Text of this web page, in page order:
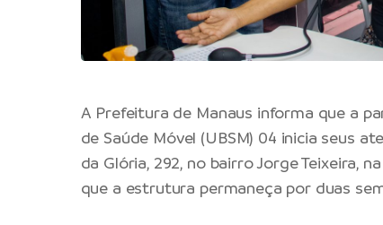
A Prefeitura de Manaus informa que a
de Saúde Móvel (UBSM) 04 inicia seus
da Glória, 292, no bairro Jorge Teixeira,
que a estrutura permaneça por duas